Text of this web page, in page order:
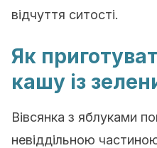
відчуття ситості.
Як
кашу із
Вівсянка з яблуками
невіддільною